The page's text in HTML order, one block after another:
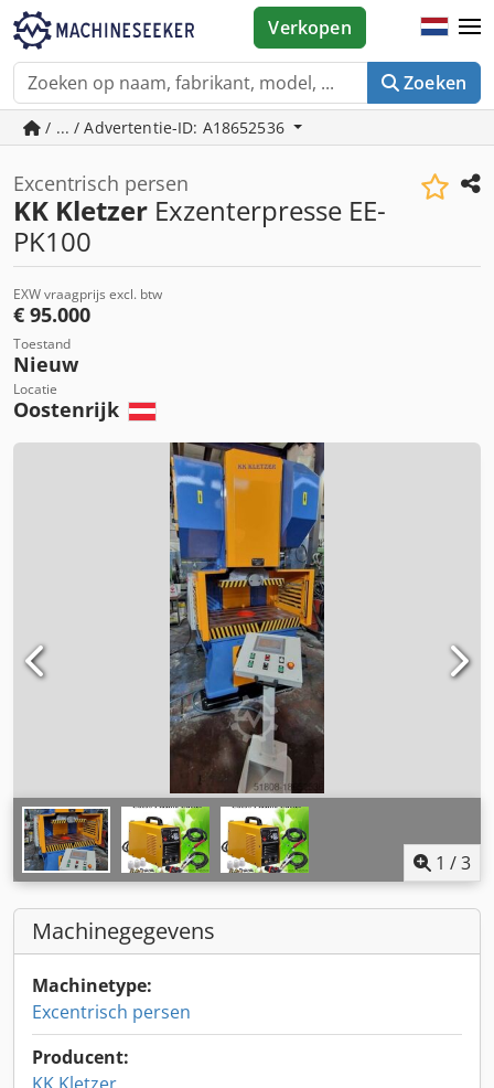
Zoeken
Verkopen
/ ... / Advertentie-ID: A18652536
Excentrisch persen
KK Kletzer Exzenterpresse EE-
PK100
EXW vraagprijs excl. btw
€ 95.000
Toestand
Nieuw
Locatie
Oostenrijk
1 /3
Machinegegevens
Machinetype:
Excentrisch persen
Producent: